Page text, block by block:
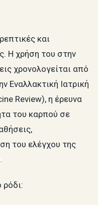
και
Η χρήση του στην
χρονολογείται από
Εναλλακτική Ιατρική
Review), η έρευνα
του καρπού σε
του ελέγχου της